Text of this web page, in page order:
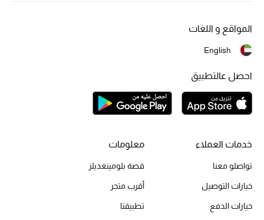
عطور الربيع
الرجال
عرض جميع المنتجات
الهدايا
خدمات العملاء
تواصلو معنا
خيارات التوصيل
خيارات الدفع
معلومات
قصة بلومينغديلز
أقرب متجر
تطبيقنا
المواقع و اللغات
English
احصل عالتطبيق